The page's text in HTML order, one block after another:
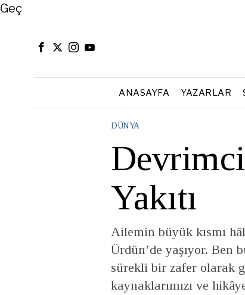
Close
Geç
ANASAYFA YAZARLAR
DÜNYA
Yakıtı
Ailemin büyük kısmı
Ürdün’de yaşıyor. Ben
sürekli bir zafer olarak
kaynaklarımızı ve